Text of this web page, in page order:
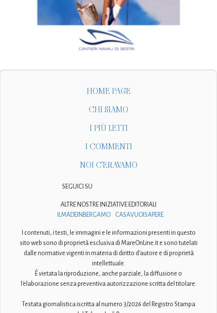
HOME PAGE
CHI SIAMO
I PIÙ LETTI
I COMMENTI
NOI C'ERAVAMO
SEGUICI SU
ALTRE NOSTRE INIZIATIVE EDITORIALI
ILMADEINBERGAMO
CASAVUOISAPERE
I contenuti, i testi, le immagini e le informazioni presenti in questo
sito web sono di proprietà esclusiva di MareOnLine.it e sono tutelati
dalle normative vigenti in materia di diritto d'autore e di proprietà
intellettuale.
È vietata la riproduzione, anche parziale, la diffusione o
l'elaborazione senza preventiva autorizzazione scritta del titolare.
Testata giornalistica iscritta al numero 3/2026 del Registro Stampa